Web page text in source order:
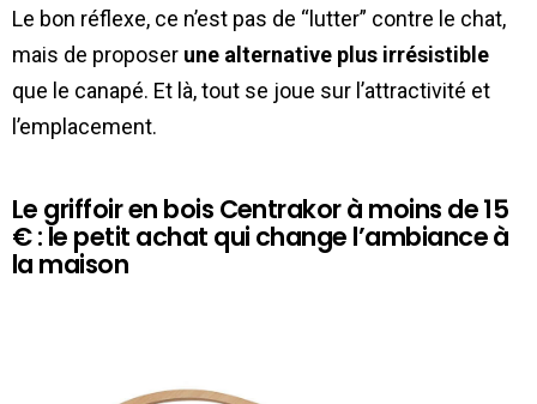
Le bon réflexe, ce n’est pas de “lutter” contre le chat,
mais de proposer une alternative plus irrésistible
que le canapé. Et là, tout se joue sur l’attractivité et
l’emplacement.
Le griffoir en bois Centrakor à moins de 15
€ : le petit achat qui change l’ambiance à
la maison